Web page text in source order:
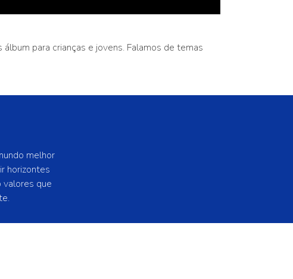
para crianças e jovens. Falamos de temas
melhor
horizontes
valores que